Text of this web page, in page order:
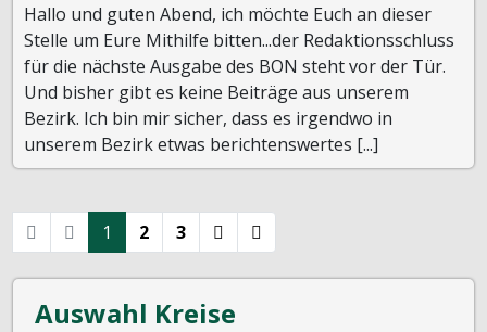
Hallo und guten Abend, ich möchte Euch an dieser
Stelle um Eure Mithilfe bitten...der Redaktionsschluss
für die nächste Ausgabe des BON steht vor der Tür.
Und bisher gibt es keine Beiträge aus unserem
Bezirk. Ich bin mir sicher, dass es irgendwo in
unserem Bezirk etwas berichtenswertes [...]
1 2 3
Auswahl Kreise